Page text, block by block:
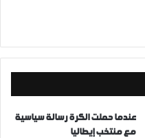
عندما حملت الكرة رسالة سياسية
مع منتخب إيطاليا